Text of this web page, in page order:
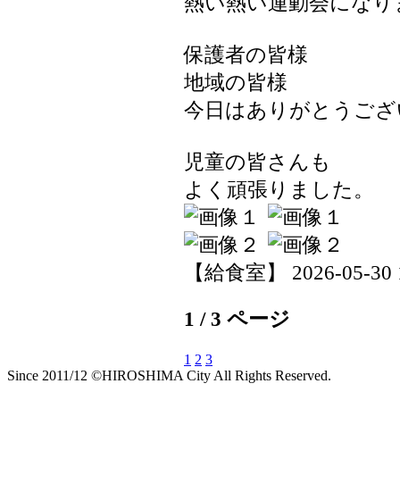
保護者の皆様
地域の皆様
今日はありがとうご
児童の皆さんも
よく頑張りました。
【給食室】 2026-05-
1 / 3 ページ
1 2 3
Since 2011/12 ©HIROSHIMA City All Rights Reserved.